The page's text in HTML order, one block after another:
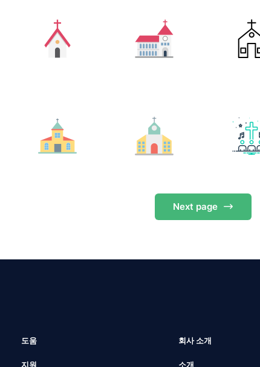
Next page
도움
지원
회사 소개
소개